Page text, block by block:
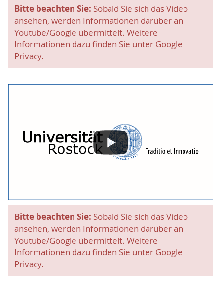
Bitte beachten Sie: Sobald Sie sich das Video
ansehen, werden Informationen darüber an
Youtube/Google übermittelt. Weitere
Informationen dazu finden Sie unter Google
Privacy.
Bitte beachten Sie: Sobald Sie sich das Video
ansehen, werden Informationen darüber an
Youtube/Google übermittelt. Weitere
Informationen dazu finden Sie unter Google
Privacy.